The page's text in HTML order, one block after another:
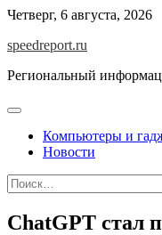
Skip
content
Четверг, 6 августа, 2026
speedreport.ru
Региональный
Компьютеры и
Новости
Найти:
ChatGPT стал